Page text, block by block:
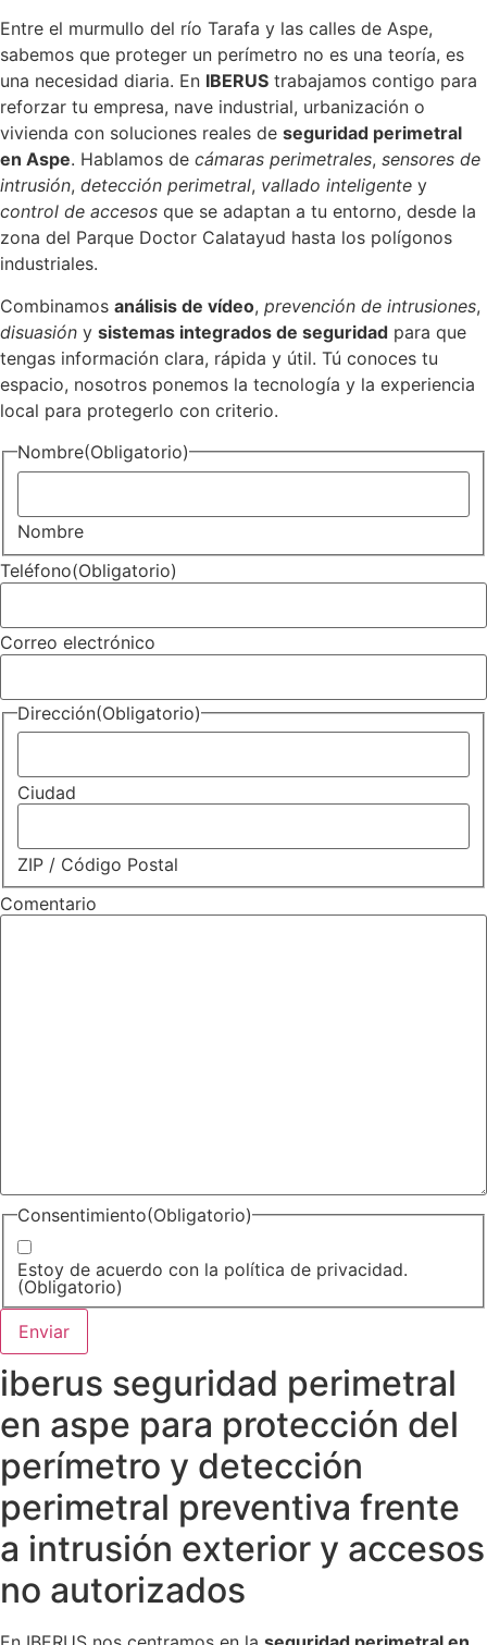
Entre el murmullo del río Tarafa y las calles de Aspe,
sabemos que proteger un perímetro no es una teoría, es
una necesidad diaria. En IBERUS trabajamos contigo para
reforzar tu empresa, nave industrial, urbanización o
vivienda con soluciones reales de seguridad perimetral
en Aspe. Hablamos de cámaras perimetrales, sensores de
intrusión, detección perimetral, vallado inteligente y
control de accesos que se adaptan a tu entorno, desde la
zona del Parque Doctor Calatayud hasta los polígonos
industriales.
Combinamos análisis de vídeo, prevención de intrusiones,
disuasión y sistemas integrados de seguridad para que
tengas información clara, rápida y útil. Tú conoces tu
espacio, nosotros ponemos la tecnología y la experiencia
local para protegerlo con criterio.
Nombre(Obligatorio)
Nombre
Teléfono(Obligatorio)
Correo electrónico
Dirección(Obligatorio)
Ciudad
ZIP / Código Postal
Comentario
Consentimiento(Obligatorio)
Estoy de acuerdo con la política de privacidad.
(Obligatorio)
iberus seguridad perimetral
en aspe para protección del
perímetro y detección
perimetral preventiva frente
a intrusión exterior y accesos
no autorizados